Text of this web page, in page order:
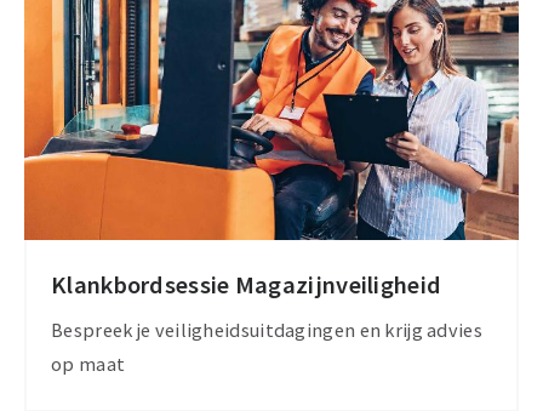
Klankbordsessie Magazijnveiligheid
Bespreek je veiligheidsuitdagingen en krijg advies
op maat
Meer
informatie